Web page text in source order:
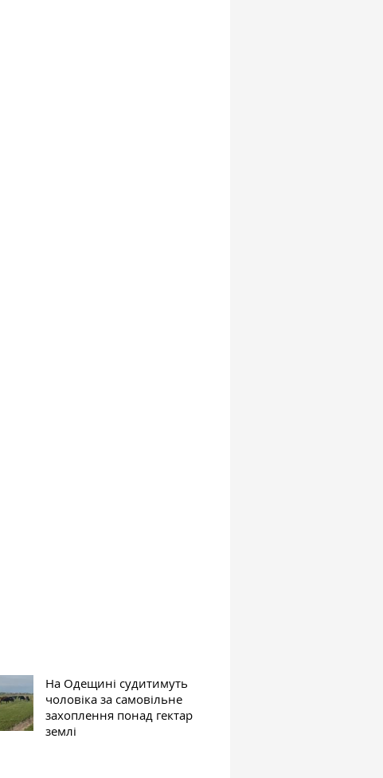
На Одещині судитимуть
чоловіка за самовільне
захоплення понад гектар
землі